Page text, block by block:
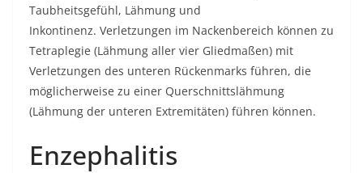
Taubheitsgefühl, Lähmung und
Inkontinenz. Verletzungen im Nackenbereich können zu
Tetraplegie (Lähmung aller vier Gliedmaßen) mit
Verletzungen des unteren Rückenmarks führen, die
möglicherweise zu einer Querschnittslähmung
(Lähmung der unteren Extremitäten) führen können.
Enzephalitis